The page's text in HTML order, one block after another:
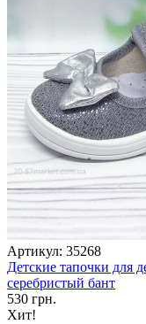
Артикул: 35268
Детские тапочки для
серебристый бант
530 грн.
Хит!